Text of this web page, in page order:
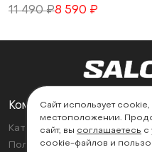
11 490 ₽8 590 ₽
Компания
Каталог
Политика возврата
Найти
Сайт использует
местоположении.
сайт, вы соглашаетесь с
cookie-файлов и